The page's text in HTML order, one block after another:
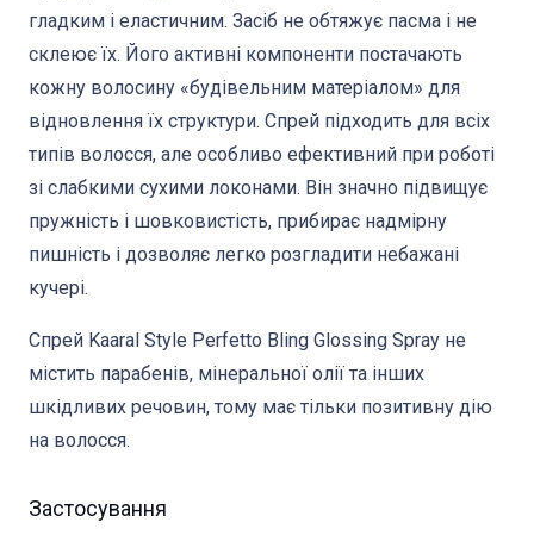
гладким і еластичним. Засіб не обтяжує пасма і не
склеює їх. Його активні компоненти постачають
кожну волосину «будівельним матеріалом» для
відновлення їх структури. Спрей підходить для всіх
типів волосся, але особливо ефективний при роботі
зі слабкими сухими локонами. Він значно підвищує
пружність і шовковистість, прибирає надмірну
пишність і дозволяє легко розгладити небажані
кучері.
Спрей Kaaral Style Perfetto Bling Glossing Spray не
містить парабенів, мінеральної олії та інших
шкідливих речовин, тому має тільки позитивну дію
на волосся.
Застосування